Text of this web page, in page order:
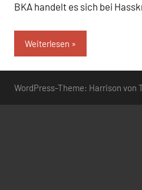
BKA handelt es sich bei
Weiterlesen
WordPress-Theme: Harrison von